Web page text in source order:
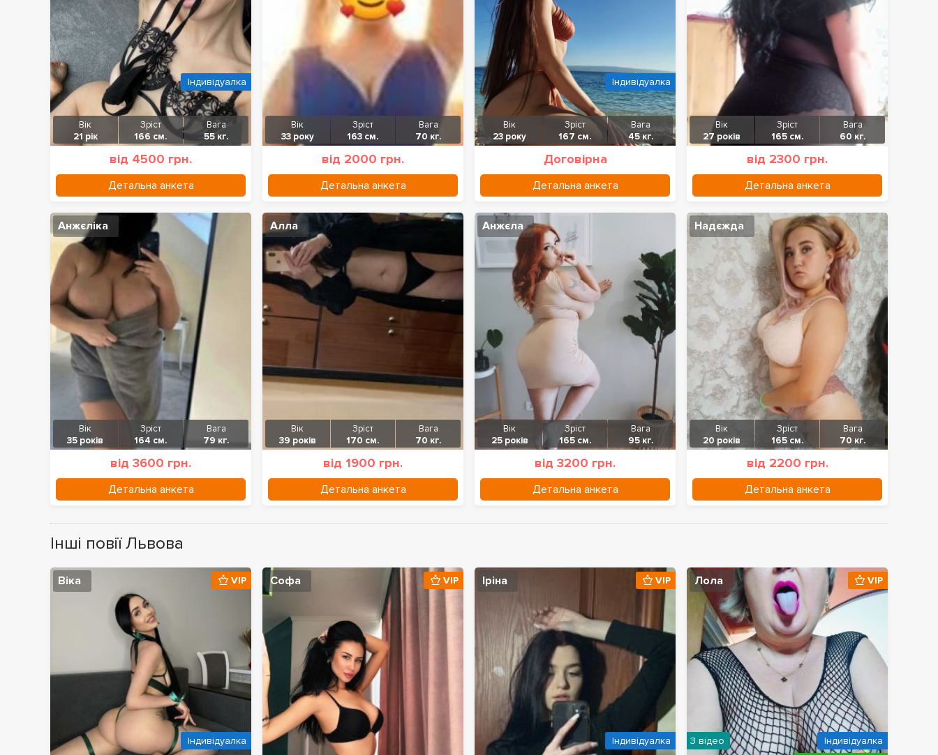
Вік
21 рік
Зріст
166 см.
Вага
55 кг.
від 4500 грн.
Детальна анкета
Індивідуалка
Вік
33 року
Зріст
163 см.
Вага
70 кг.
від 2000 грн.
Детальна анкета
Вік
23 року
Зріст
167 см.
Вага
45 кг.
Договірна
Детальна анкета
Індивідуалка
Вік
27 років
Зріст
165 см.
Вага
60 кг.
від 2300 грн.
Детальна анкета
Анжєліка
Вік
35 років
Зріст
164 см.
Вага
79 кг.
від 3600 грн.
Детальна анкета
Алла
Вік
39 років
Зріст
170 см.
Вага
70 кг.
від 1900 грн.
Детальна анкета
Анжєла
Вік
25 років
Зріст
165 см.
Вага
95 кг.
від 3200 грн.
Детальна анкета
Надєжда
Вік
20 років
Зріст
165 см.
Вага
70 кг.
від 2200 грн.
Детальна анкета
Інші повії Львова
Віка VIP
Індивідуалка
Софа VIP Іріна VIP
Індивідуалка
Лола VIP
З відео
Індивідуалка